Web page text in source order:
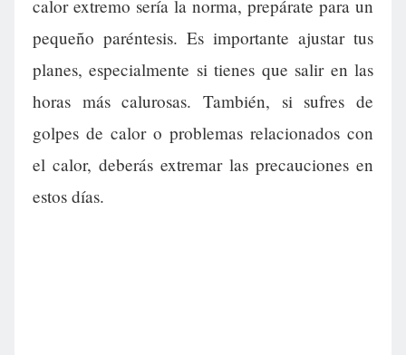
calor extremo sería la norma, prepárate para un
pequeño paréntesis. Es importante ajustar tus
planes, especialmente si tienes que salir en las
horas más calurosas. También, si sufres de
golpes de calor o problemas relacionados con
el calor, deberás extremar las precauciones en
estos días.